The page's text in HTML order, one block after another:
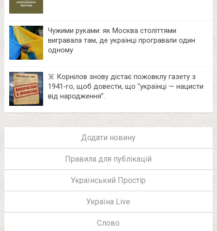
Чужими руками: як Москва століттями
вигравала там, де українці програвали один
одному
☠️ Корнілов знову дістає пожовклу газету з
1941‑го, щоб довести, що “українці — нацисти
від народження”.
Додати новину
Правила для публікацій
Український Простір
Україна Live
Слово